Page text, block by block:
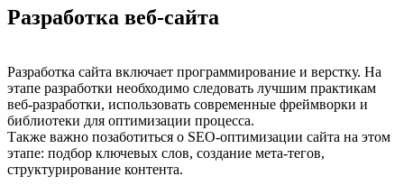
Разработка веб-сайта
Разработка сайта включает программирование и верстку. На
этапе разработки необходимо следовать лучшим практикам
веб-разработки, использовать современные фреймворки и
библиотеки для оптимизации процесса.
Также важно позаботиться о SEO-оптимизации сайта на этом
этапе: подбор ключевых слов, создание мета-тегов,
структурирование контента.